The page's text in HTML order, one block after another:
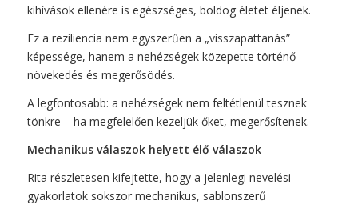
kihívások ellenére is egészséges, boldog életet éljenek.
Ez a reziliencia nem egyszerűen a „visszapattanás”
képessége, hanem a nehézségek közepette történő
növekedés és megerősödés.
A legfontosabb: a nehézségek nem feltétlenül tesznek
tönkre – ha megfelelően kezeljük őket, megerősítenek.
Mechanikus válaszok helyett élő válaszok
Rita részletesen kifejtette, hogy a jelenlegi nevelési
gyakorlatok sokszor mechanikus, sablonszerű